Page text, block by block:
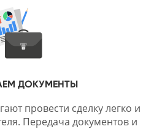
ДОКУМЕНТЫ
провести сделку легко и
Передача документов и